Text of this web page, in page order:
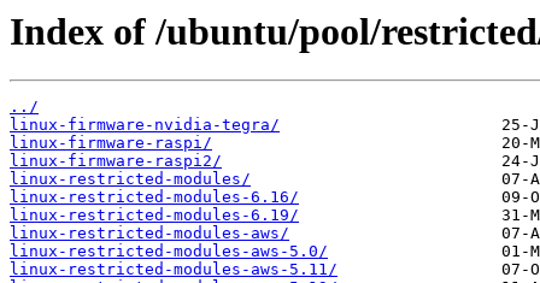
Index of /ubuntu/pool/
../
linux-firmware-nvidia-tegra/
linux-firmware-raspi/
linux-firmware-raspi2/
linux-restricted-modules/
linux-restricted-modules-6.16/
linux-restricted-modules-6.19/
linux-restricted-modules-aws/
linux-restricted-modules-aws-5.0/
linux-restricted-modules-aws-5.11/